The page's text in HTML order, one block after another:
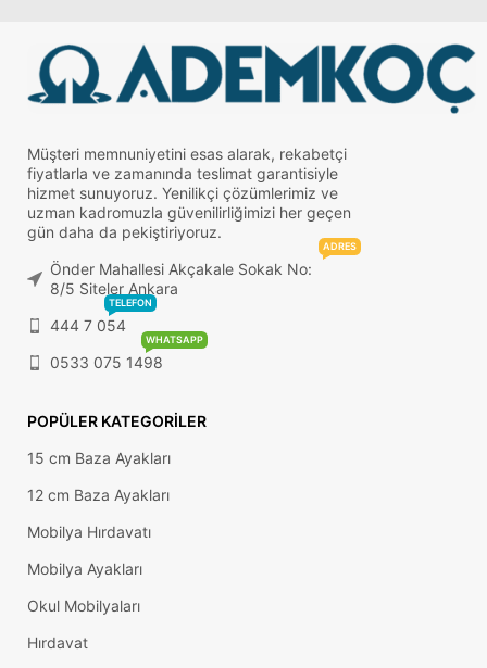
Müşteri memnuniyetini esas alarak, rekabetçi
fiyatlarla ve zamanında teslimat garantisiyle
hizmet sunuyoruz. Yenilikçi çözümlerimiz ve
uzman kadromuzla güvenilirliğimizi her geçen
gün daha da pekiştiriyoruz.
Önder Mahallesi Akçakale Sokak No:
8/5 Siteler Ankara
ADRES
444 7 054
TELEFON
0533 075 1498
WHATSAPP
POPÜLER KATEGORILER
15 cm Baza Ayakları
12 cm Baza Ayakları
Mobilya Hırdavatı
Mobilya Ayakları
Okul Mobilyaları
Hırdavat